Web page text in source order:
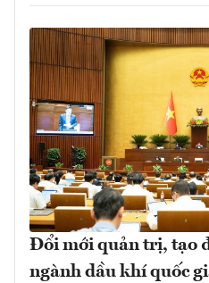
Đổi mới quản trị, tạo
ngành dầu khí quốc